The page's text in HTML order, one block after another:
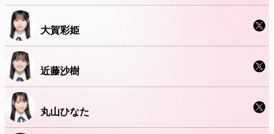
大賀彩姫
近藤沙樹
丸山ひなた